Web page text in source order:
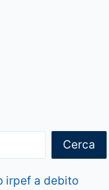
Cerca
irpef a debito